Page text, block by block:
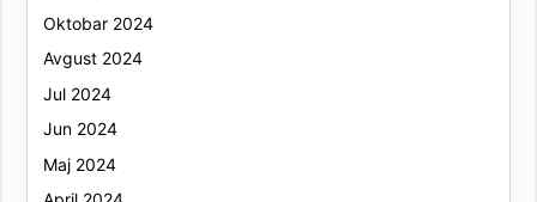
Oktobar 2024
Avgust 2024
Jul 2024
Jun 2024
Maj 2024